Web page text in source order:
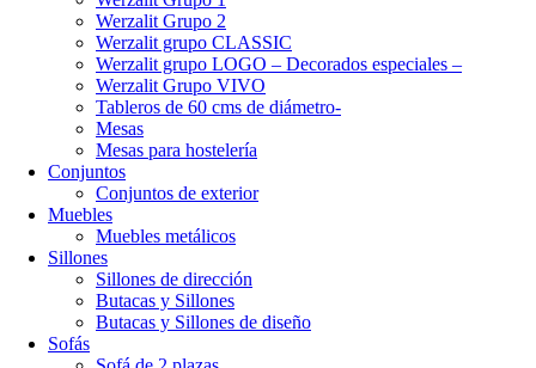
Werzalit Grupo 2
Werzalit grupo CLASSIC
Werzalit grupo LOGO – Decorados especiales –
Werzalit Grupo VIVO
Tableros de 60 cms de diámetro-
Mesas
Mesas para hostelería
Conjuntos
Conjuntos de exterior
Muebles
Muebles metálicos
Sillones
Sillones de dirección
Butacas y Sillones
Butacas y Sillones de diseño
Sofás